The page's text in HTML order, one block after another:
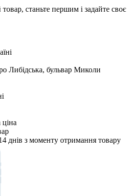
станьте першим і задайте своє
Либідська, бульвар Миколи
днів з моменту отримання товару